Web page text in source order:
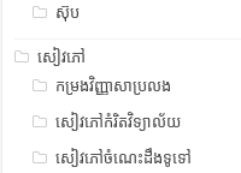
ស៊ុប
សៀវភៅ
កម្រងវិញ្ញាសាប្រលង
សៀវភៅកំរិតវិទ្យាល័យ
សៀវភៅចំណេះដឹងទូទៅ